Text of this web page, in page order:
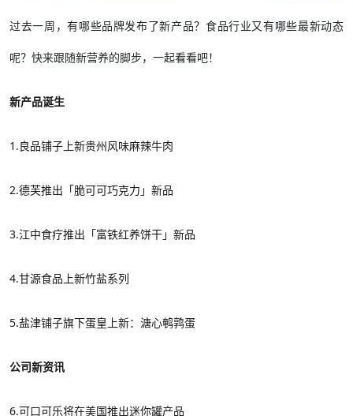
过去一周，有哪些品牌发布了新产品？食品行业又有哪些最新动态
呢？快来跟随新营养的脚步，一起看看吧！
新产品诞生
1.良品铺子上新贵州风味麻辣牛肉
2.德芙推出「脆可可巧克力」新品
3.江中食疗推出「富铁红养饼干」新品
4.甘源食品上新竹盐系列
5.盐津铺子旗下蛋皇上新：溏心鹌鹑蛋
公司新资讯
6.可口可乐将在美国推出迷你罐产品